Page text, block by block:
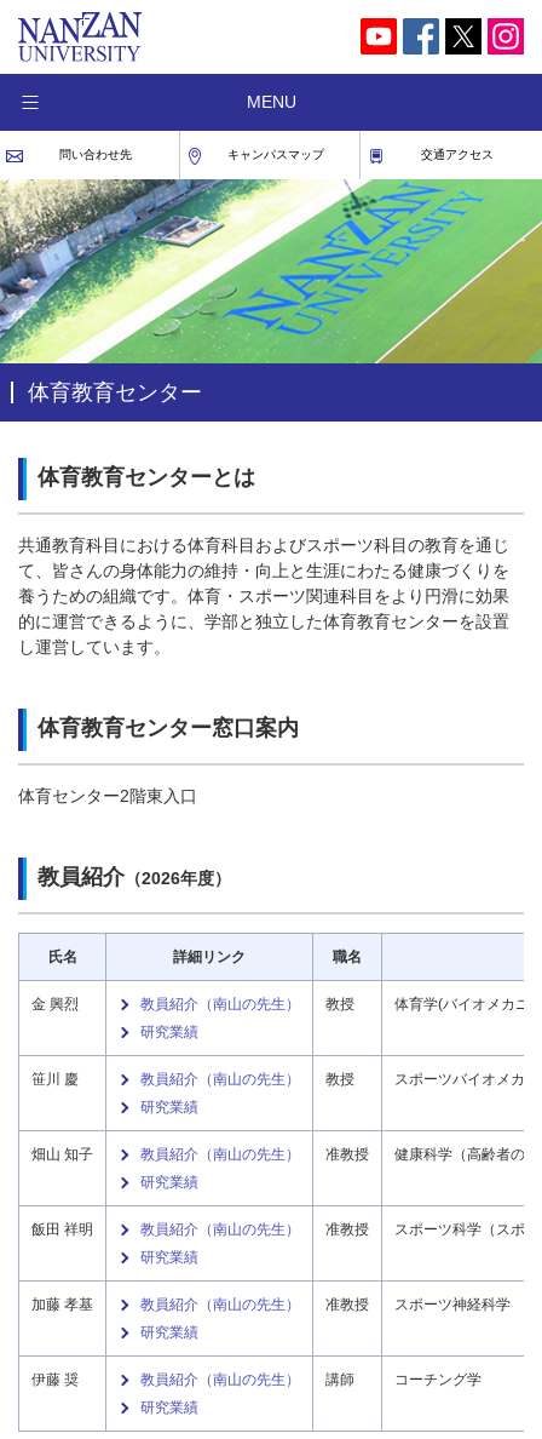
MENU
問い合わせ先 キャンパスマップ 交通アクセス
体育教育センター
体育教育センターとは
共通教育科目における体育科目およびスポーツ科目の教育を通じ
て、皆さんの身体能力の維持・向上と生涯にわたる健康づくりを
養うための組織です。体育・スポーツ関連科目をより円滑に効果
的に運営できるように、学部と独立した体育教育センターを設置
し運営しています。
体育教育センター窓口案内
体育センター2階東入口
教員紹介（2026年度）
氏名 詳細リンク 職名
金 興烈
教員紹介（南山の先生）
研究業績
教授 体育学(バイオメカニ
笹川 慶
教員紹介（南山の先生）
研究業績
教授 スポーツバイオメカ
畑山 知子
教員紹介（南山の先生）
研究業績
准教授 健康科学（高齢者の
飯田 祥明
教員紹介（南山の先生）
研究業績
准教授 スポーツ科学（スポ
加藤 孝基
教員紹介（南山の先生）
研究業績
准教授 スポーツ神経科学
伊藤 奨
教員紹介（南山の先生）
研究業績
講師 コーチング学